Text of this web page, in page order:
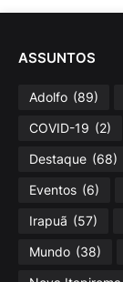
ASSUNTOS
Adolfo (89)
COVID-19 (2)
Destaque (68)
Eventos (6)
Irapuã (57)
Mundo (38)